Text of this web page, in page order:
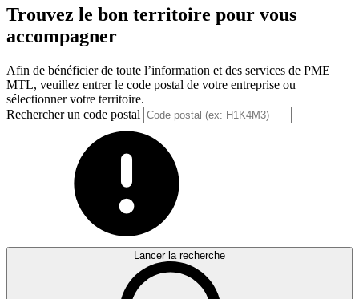
Trouvez le bon territoire pour vous
accompagner
Afin de bénéficier de toute l’information et des services de PME
MTL, veuillez entrer le code postal de votre entreprise ou
sélectionner votre territoire.
Rechercher un code postal
Lancer la recherche